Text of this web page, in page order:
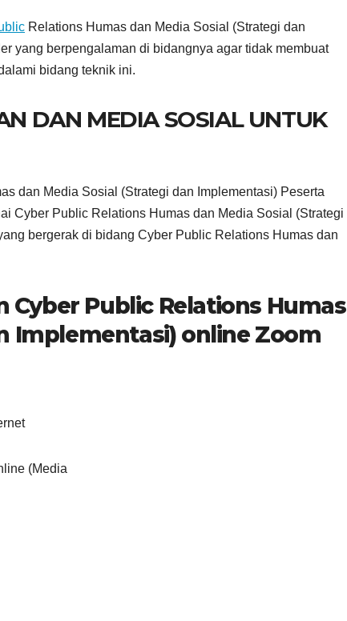
Relations Humas dan Media Sosial (Strategi dan
yang berpengalaman di bidangnya agar tidak membuat
bidang teknik ini.
DAN MEDIA SOSIAL UNTUK
dan Media Sosial (Strategi dan Implementasi) Peserta
Cyber Public Relations Humas dan Media Sosial (Strategi
bergerak di bidang Cyber Public Relations Humas dan
Public Relations Humas
Implementasi) online Zoom
(Media